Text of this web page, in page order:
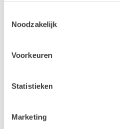
Noodzakelijk
Voorkeuren
Statistieken
Marketing
taal de tekst op de pijl moet
Onze prijzen zijn voor 3 dagen. De
Bij het bestellen: Voer alleen de
je op 25 april, voer dan 2 keer 25
Je kunt de items laten bezorgen of